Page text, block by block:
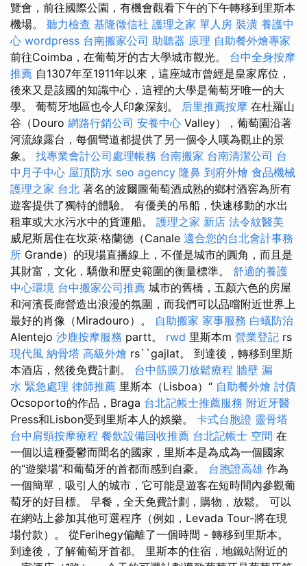
覽會，前往國際公園，有機會觀看下午的下午轉移到里斯本
機場。 聽力檢查 基隆徵信社 護理之家 單人房 裝潢 養護中
心 wordpress 台南搬家公司 助聽器 原理 自助餐外燴專家
前往Coimba，在葡萄牙的古大學城市觀光。 台中全身按摩
推薦 自1307年至1911年以來，這座城市曾經是皇家席位，
後來又是該國的知識中心，這裡的大學是葡萄牙唯一的大
學。 葡萄牙地區也令人印象深刻。 后里推薦按摩 在杜羅山
谷（Douro 網路行銷公司 安養中心 Valley），葡萄園沿著
河流線露台，每個彎道都提供了另​​一個令人嘆為觀止的景
象。 找專業會計公司處理帳務 台南搬家 台南清潔公司 台
中月子中心 屋頂防水 seo agency 隆鼻 到府外燴 食品機械
護理之家 台北 著名的波爾圖葡萄酒成熟的鄉村酒窖為所有
遊客提供了獨特的體驗。 有優美的吊船，快速移動的水出
租車或大水污水中的貨運船。 護理之家 新店 法令紋醫美
威尼斯居住在坎萊·格蘭德（Canale 適合您的台北會計事務
所 Grande）的現場直播線上，不僅是城市的圓角，而且是
其財富，文化，驕傲和歷史範圍的衡量標準。 舒適的養護
中心環境 台中搬家公司推薦 城市的舊橋，五顏六色的房屋
和河濱長廊營造出浪漫的氛圍，而我們可以品嚐附近世界上
最好的肖像（Miradouro）。 自助搬家 家事服務 白蟻防治
Alentejo 沙鹿按摩服務 partt。 rwd 里斯本m 營業登記 rs
現代風 納骨塔 高級外燴 rs``gajlat。 到達後，轉移到里斯
本酒店，然後免費計劃。 台中筋膜刀放鬆療程 牆壁 漏
水 緊急處理 律師推薦 里斯本（Lisboa）“ 自助餐外燴 討債
Ocsoporto的作品，Braga 台北記帳士推薦服務 附近牙醫
Press和Lisbon受到里斯本人的娛樂。 卡式台胞證 靈骨塔
台中肩頸按摩療程 餐飲設備回收推薦 台北記帳士 空間 在
一個以這種憂鬱而聞名的國家，里斯本是為成為一個國家
的“遊樂場”和葡萄牙的首都而感到自豪。 台胞證高雄 作為
一個簡單，吸引人的城市，它可能是遊客在短時間內參觀葡
萄牙的好目標。 早餐，全天免費計劃，購物，放鬆。 可以
在網站上參加其他可選程序（例如，Levada Tour-將在現
場付款）。 從Ferihegy偏離了一個時間 - 轉移到里斯本。
到達後，了解葡萄牙首都。 里斯本的住宿，地鐵站附近的